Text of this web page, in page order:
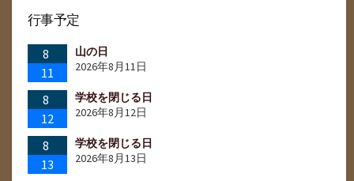
行事予定
8
11
山の日
2026年8月11日
8
12
学校を閉じる日
2026年8月12日
8
13
学校を閉じる日
2026年8月13日